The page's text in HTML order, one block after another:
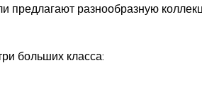
предлагают разнообразную
больших класса: